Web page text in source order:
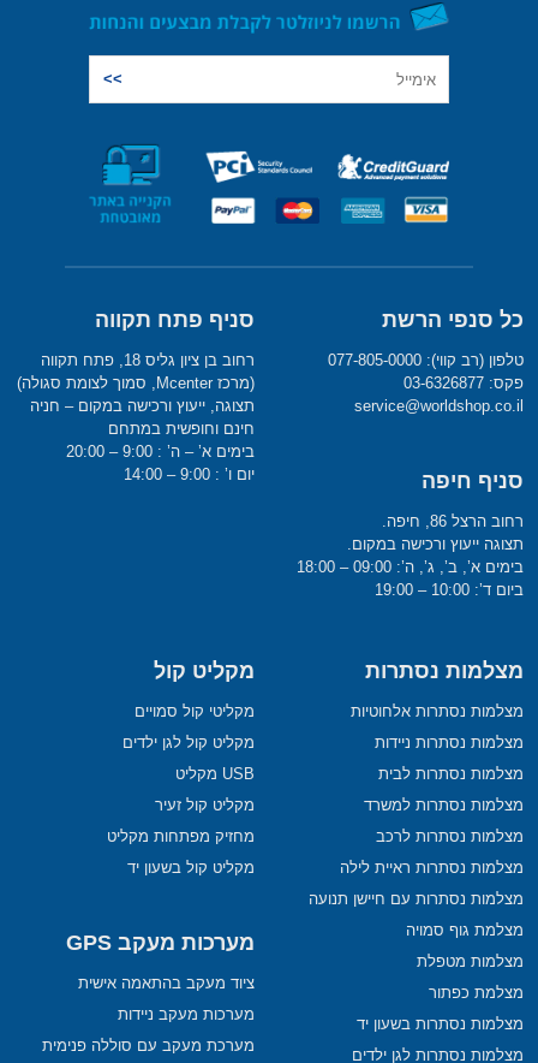
כל סנפי הרשת
טלפון (רב קווי): 077-805-0000
פקס: 03-6326877
service@worldshop.co.il
סניף חיפה
רחוב הרצל 86, חיפה.
תצוגה ייעוץ ורכישה במקום.
בימים א’, ב’, ג’, ה’: 09:00 – 18:00
ביום ד’: 10:00 – 19:00
סניף פתח תקווה
רחוב בן ציון גליס 18, פתח תקווה
(מרכז Mcenter, סמוך לצומת סגולה)
תצוגה, ייעוץ ורכישה במקום – חניה
חינם וחופשית במתחם
בימים א’ – ה’ : 9:00 – 20:00
יום ו’ : 9:00 – 14:00
מצלמות נסתרות
מצלמות נסתרות אלחוטיות
מצלמות נסתרות ניידות
מצלמות נסתרות לבית
מצלמות נסתרות למשרד
מצלמות נסתרות לרכב
מצלמות נסתרות ראיית לילה
מצלמות נסתרות עם חיישן תנועה
מצלמת גוף סמויה
מצלמות מטפלת
מצלמת כפתור
מצלמות נסתרות בשעון יד
מצלמות נסתרות לגן ילדים
מקליט קול
מקליטי קול סמויים
מקליט קול לגן ילדים
USB מקליט
מקליט קול זעיר
מחזיק מפתחות מקליט
מקליט קול בשעון יד
מערכות מעקב GPS
ציוד מעקב בהתאמה אישית
מערכות מעקב ניידות
מערכת מעקב עם סוללה פנימית